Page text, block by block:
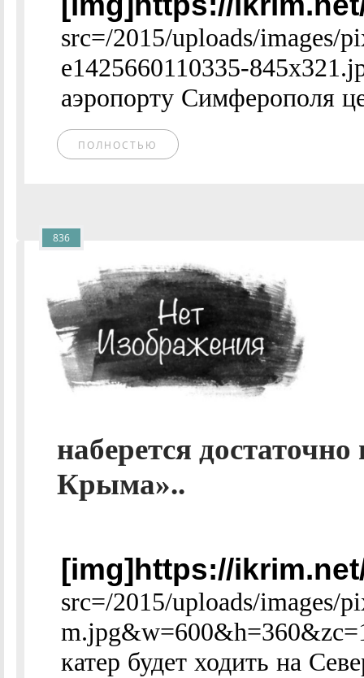
src=/2015/uploads/images/
e1425660110335-
аэропорту Симферополя
ПОЛНОСТЬЮ
наберется
Крыма»..
[img]https://
src=/2015/uploads/images/
катер будет ходить на
836